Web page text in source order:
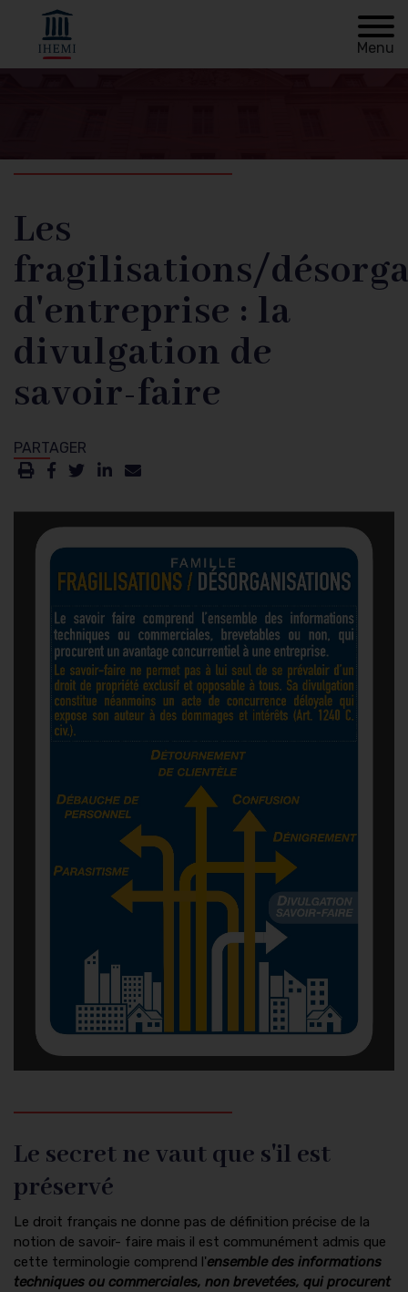
Retour à
Menu
Fil
d'Ariane
Les
fragilisations/
d'entreprise : la
divulgation de
savoir-faire
Le secret ne vaut que s'il est
préservé
Le droit français ne donne pas de définition précise de la
notion de savoir- faire mais il est communément admis que
cette terminologie comprend l'ensemble des informations
techniques ou commerciales, non brevetées, qui procurent